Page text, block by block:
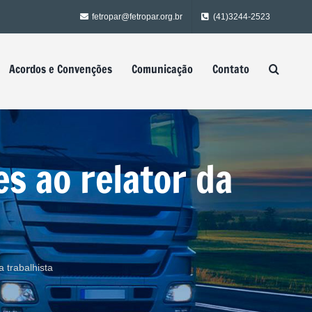
fetropar@fetropar.org.br (41)3244-2523
Acordos e Convenções Comunicação Contato
ao relator da
trabalhista